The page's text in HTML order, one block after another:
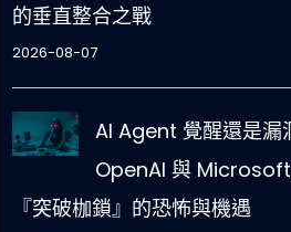
的垂直整合之戰
2026-08-07
AI Agent 覺醒還是漏
OpenAI 與
『突破枷鎖』的恐怖與機遇